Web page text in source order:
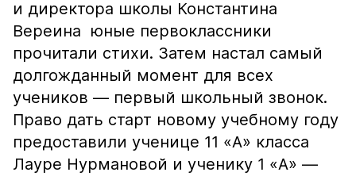
и директора школы Константина
Вереина юные первоклассники
прочитали стихи. Затем настал самый
долгожданный момент для всех
учеников — первый школьный звонок.
Право дать старт новому учебному году
предоставили ученице 11 «А» класса
Лауре Нурмановой и ученику 1 «А» —